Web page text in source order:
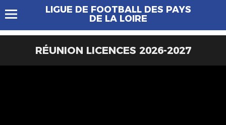
LIGUE DE FOOTBALL DES PAYS
DE LA LOIRE
RÉUNION LICENCES 2026-2027